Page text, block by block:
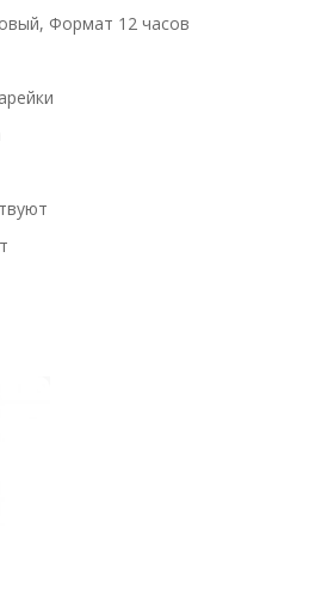
Формат 12 часов